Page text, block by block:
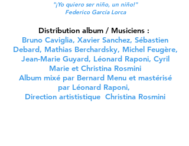
"¡Yo quiero ser niño, un niño!"
Federico García Lorca
Distribution album / Musiciens :
Bruno Caviglia, Xavier Sanchez, Sébastien
Debard, Mathias Berchardsky, Michel Feugère,
Jean-Marie Guyard, Léonard Raponi, Cyril
Marie et Christina Rosmini
Album mixé par Bernard Menu et mastérisé
par Léonard Raponi,
Direction artististique Christina Rosmini